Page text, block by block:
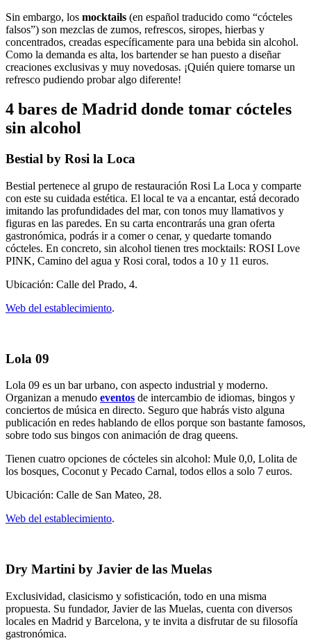
Sin embargo, los mocktails (en español traducido como “cócteles
falsos”) son mezclas de zumos, refrescos, siropes, hierbas y
concentrados, creadas específicamente para una bebida sin alcohol.
Como la demanda es alta, los bartender se han puesto a diseñar
creaciones exclusivas y muy novedosas. ¡Quién quiere tomarse un
refresco pudiendo probar algo diferente!
4 bares de Madrid donde tomar cócteles
sin alcohol
Bestial by Rosi la Loca
Bestial pertenece al grupo de restauración Rosi La Loca y comparte
con este su cuidada estética. El local te va a encantar, está decorado
imitando las profundidades del mar, con tonos muy llamativos y
figuras en las paredes. En su carta encontrarás una gran oferta
gastronómica, podrás ir a comer o cenar, y quedarte tomando
cócteles. En concreto, sin alcohol tienen tres mocktails: ROSI Love
PINK, Camino del agua y Rosi coral, todos a 10 y 11 euros.
Ubicación: Calle del Prado, 4.
Web del establecimiento.
Lola 09
Lola 09 es un bar urbano, con aspecto industrial y moderno.
Organizan a menudo eventos de intercambio de idiomas, bingos y
conciertos de música en directo. Seguro que habrás visto alguna
publicación en redes hablando de ellos porque son bastante famosos,
sobre todo sus bingos con animación de drag queens.
Tienen cuatro opciones de cócteles sin alcohol: Mule 0,0, Lolita de
los bosques, Coconut y Pecado Carnal, todos ellos a solo 7 euros.
Ubicación: Calle de San Mateo, 28.
Web del establecimiento.
Dry Martini by Javier de las Muelas
Exclusividad, clasicismo y sofisticación, todo en una misma
propuesta. Su fundador, Javier de las Muelas, cuenta con diversos
locales en Madrid y Barcelona, y te invita a disfrutar de su filosofía
gastronómica.